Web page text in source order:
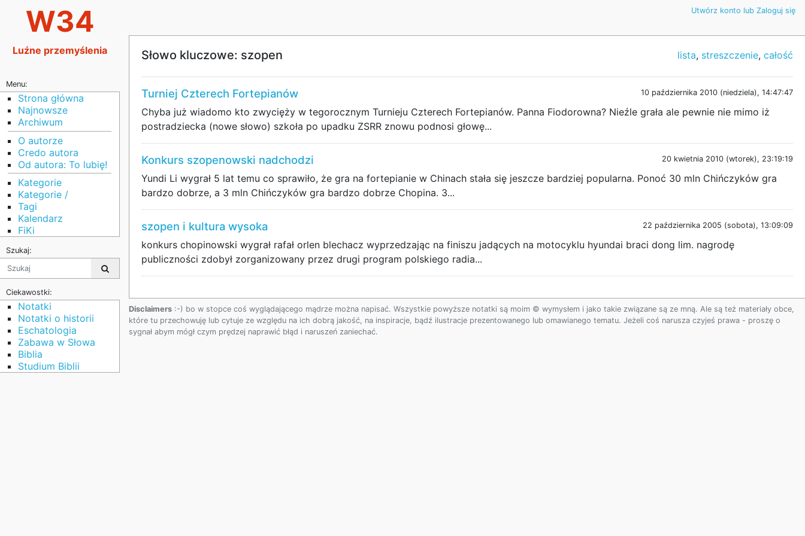
W34
Luźne przemyślenia
Menu:
Strona główna
Najnowsze
Archiwum
O autorze
Credo autora
Od autora: To lubię!
Kategorie
Kategorie /
Tagi
Kalendarz
FiKi
Szukaj:
Ciekawostki:
Notatki
Notatki o historii
Eschatologia
Zabawa w Słowa
Biblia
Studium Biblii
Utwórz konto lub Zaloguj się
Słowo kluczowe: szopen lista, streszczenie, całość
10 października 2010 (niedziela), 14:47:47
Turniej Czterech Fortepianów
Chyba już wiadomo kto zwycięży w tegorocznym Turnieju Czterech Fortepianów. Panna Fiodorowna? Nieźle grała ale pewnie nie mimo iż
postradziecka (nowe słowo) szkoła po upadku ZSRR znowu podnosi głowę...
20 kwietnia 2010 (wtorek), 23:19:19
Konkurs szopenowski nadchodzi
Yundi Li wygrał 5 lat temu co sprawiło, że gra na fortepianie w Chinach stała się jeszcze bardziej popularna. Ponoć 30 mln Chińczyków gra
bardzo dobrze, a 3 mln Chińczyków gra bardzo dobrze Chopina. 3...
22 października 2005 (sobota), 13:09:09
szopen i kultura wysoka
konkurs chopinowski wygrał rafał orlen blechacz wyprzedzając na finiszu jadących na motocyklu hyundai braci dong lim. nagrodę
publiczności zdobył zorganizowany przez drugi program polskiego radia...
Disclaimers :-) bo w stopce coś wyglądającego mądrze można napisać. Wszystkie powyższe notatki są moim © wymysłem i jako takie związane są ze mną. Ale są też materiały obce,
które tu przechowuję lub cytuje ze względu na ich dobrą jakość, na inspiracje, bądź ilustracje prezentowanego lub omawianego tematu. Jeżeli coś narusza czyjeś prawa - proszę o
sygnał abym mógł czym prędzej naprawić błąd i naruszeń zaniechać.